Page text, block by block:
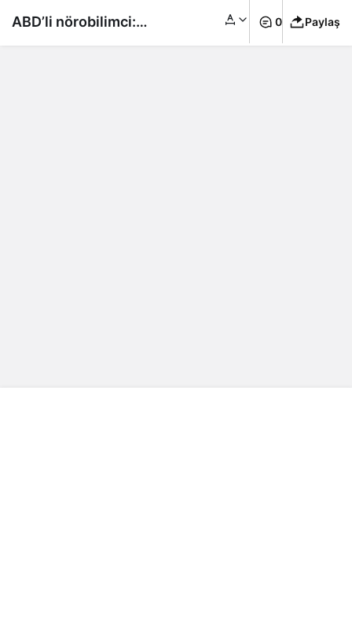
ABD’li nörobilimci: 0 Paylaş